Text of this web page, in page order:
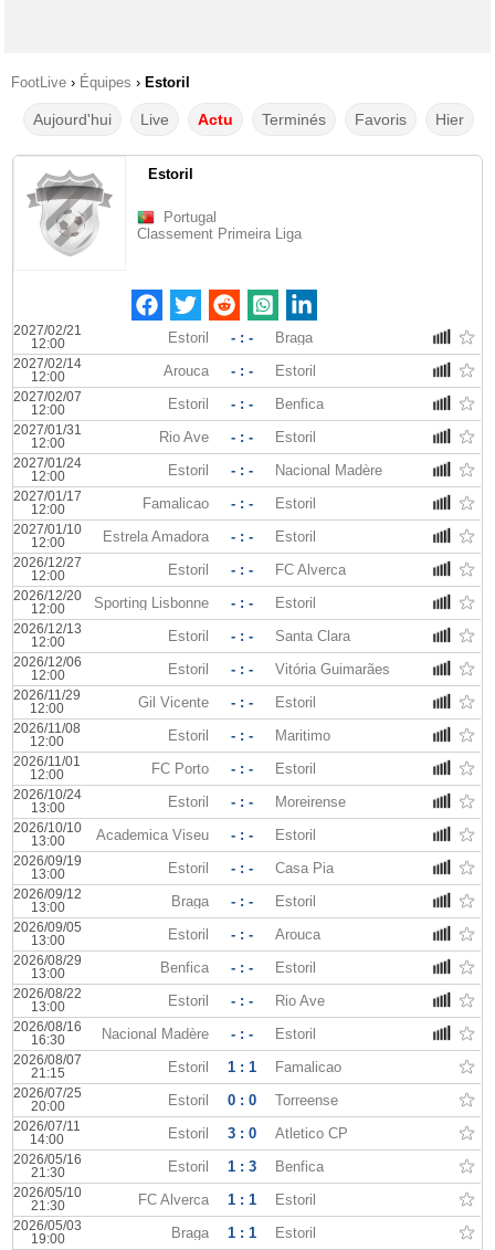
FootLive › Équipes › Estoril
Aujourd'hui Live Actu Terminés Favoris Hier
Estoril
Portugal
Classement Primeira Liga
2027/02/21
12:00
Estoril - : - Braga
2027/02/14
12:00
Arouca - : - Estoril
2027/02/07
12:00
Estoril - : - Benfica
2027/01/31
12:00
Rio Ave - : - Estoril
2027/01/24
12:00
Estoril - : - Nacional Madère
2027/01/17
12:00
Famalicao - : - Estoril
2027/01/10
12:00
Estrela Amadora - : - Estoril
2026/12/27
12:00
Estoril - : - FC Alverca
2026/12/20
12:00
Sporting Lisbonne - : - Estoril
2026/12/13
12:00
Estoril - : - Santa Clara
2026/12/06
12:00
Estoril - : - Vitória Guimarães
2026/11/29
12:00
Gil Vicente - : - Estoril
2026/11/08
12:00
Estoril - : - Maritimo
2026/11/01
12:00
FC Porto - : - Estoril
2026/10/24
13:00
Estoril - : - Moreirense
2026/10/10
13:00
Academica Viseu - : - Estoril
2026/09/19
13:00
Estoril - : - Casa Pia
2026/09/12
13:00
Braga - : - Estoril
2026/09/05
13:00
Estoril - : - Arouca
2026/08/29
13:00
Benfica - : - Estoril
2026/08/22
13:00
Estoril - : - Rio Ave
2026/08/16
16:30
Nacional Madère - : - Estoril
2026/08/07
21:15
Estoril 1 : 1 Famalicao
2026/07/25
20:00
Estoril 0 : 0 Torreense
2026/07/11
14:00
Estoril 3 : 0 Atletico CP
2026/05/16
21:30
Estoril 1 : 3 Benfica
2026/05/10
21:30
FC Alverca 1 : 1 Estoril
2026/05/03
19:00
Braga 1 : 1 Estoril